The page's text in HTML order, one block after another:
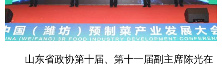
山东省政协第十届、第十一届副主席陈光在